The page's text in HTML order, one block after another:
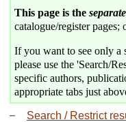
This page is the separate
catalogue/register
If you want to see only a
please use the 'Search/
specific authors,
appropriate tabs just
Search / Restrict